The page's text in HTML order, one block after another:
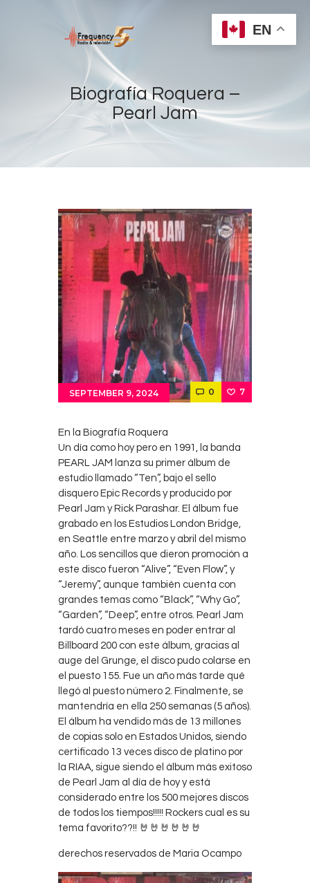
Biografía Roquera –
Pearl Jam
Home
Radios
Shows
Sports
News
Events
Store
Contacts
Cine
SEPTEMBER 9, 2024 0 7
En la Biografía Roquera
Un día como hoy pero en 1991, la banda
PEARL JAM lanza su primer álbum de
estudio llamado “Ten”, bajo el sello
disquero Epic Records y producido por
Pearl Jam y Rick Parashar. El álbum fue
grabado en los Estudios London Bridge,
en Seattle entre marzo y abril del mismo
año. Los sencillos que dieron promoción a
este disco fueron “Alive”, “Even Flow”, y
“Jeremy”, aunque también cuenta con
grandes temas como “Black”, “Why Go”,
“Garden”, “Deep”, entre otros. Pearl Jam
tardó cuatro meses en poder entrar al
Billboard 200 con este álbum, gracias al
auge del Grunge, el disco pudo colarse en
el puesto 155. Fue un año más tarde qué
llegó al puesto número 2. Finalmente, se
mantendría en ella 250 semanas (5 años).
El álbum ha vendido más de 13 millones
de copias solo en Estados Unidos, siendo
certificado 13 veces disco de platino por
la RIAA, sigue siendo el álbum más exitoso
de Pearl Jam al día de hoy y está
considerado entre los 500 mejores discos
de todos los tiempos!!!!! Rockers cual es su
tema favorito??!! 🤘🤘🤘🤘🤘🤘
derechos reservados de Maria Ocampo
EN